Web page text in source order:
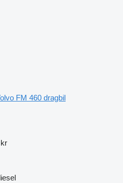
FM 460 dragbil